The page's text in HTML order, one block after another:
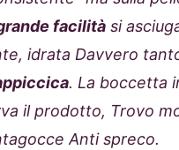
facilità si
idrata Davvero
. La boccetta
il prodotto, Trovo
Anti spreco.